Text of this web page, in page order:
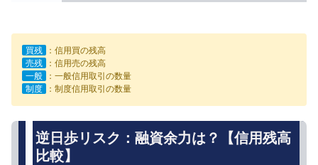
買残
：信用買の残高
売残
：信用売の残高
一般
：一般信用取引の数量
制度
：制度信用取引の数量
逆日歩リスク：融資余力は？【信用残高
比較】